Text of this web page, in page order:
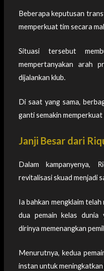
Beberapa keputusan
memperkuat tim secara
Situasi tersebut
mempertanyakan arah
dijalankan klub.
Di saat yang sama,
ganti semakin
Janji Besar dari
Dalam kampanyenya,
revitalisasi skuad menjadi
Ia bahkan mengklaim
dua pemain kelas dunia
dirinya memenangkan
Menurutnya, kedua
instan untuk